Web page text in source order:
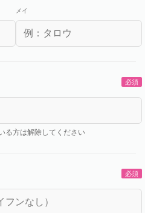
メイ
必須
る方は解除してください
必須